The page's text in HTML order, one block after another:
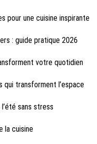
pour une cuisine inspirante
: guide pratique 2026
votre quotidien
qui transforment l’espace
sans stress
la cuisine